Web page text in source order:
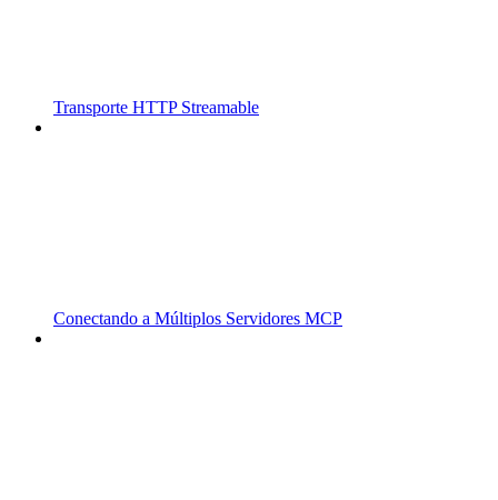
Transporte HTTP Streamable
Conectando a Múltiplos Servidores MCP